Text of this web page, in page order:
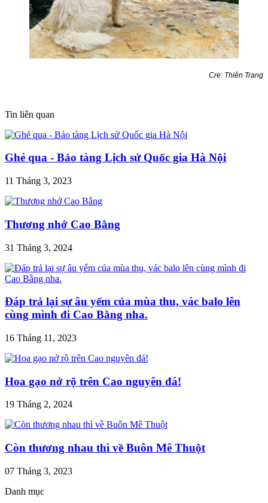
Cre: Thiên Trang
Tin liên quan
Ghé qua - Bảo tàng Lịch sử Quốc gia Hà Nội
11 Tháng 3, 2023
Thương nhớ Cao Bằng
31 Tháng 3, 2024
Đáp trả lại sự âu yếm của mùa thu, vác balo lên
cùng mình đi Cao Bằng nha.
16 Tháng 11, 2023
Hoa gạo nở rộ trên Cao nguyên đá!
19 Tháng 2, 2024
Còn thương nhau thì về Buôn Mê Thuột
07 Tháng 3, 2023
Danh mục